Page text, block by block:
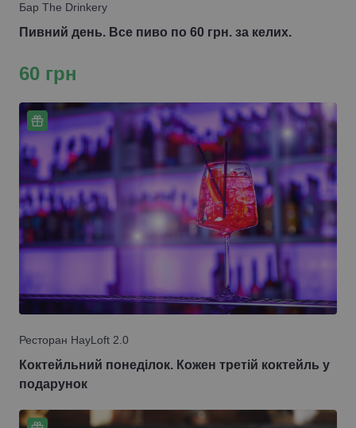
Бар The Drinkery
Пивний день. Все пиво по 60 грн. за келих.
60 грн
Ресторан HayLoft 2.0
Коктейльний понеділок. Кожен третій коктейль у
подарунок